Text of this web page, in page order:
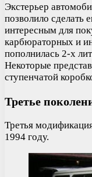
Экстерьер
позволило сделать
интересным для
карбюраторных и
пополнилась 2-х
Некоторые
ступенчатой
Третье
Третья
1994 году.